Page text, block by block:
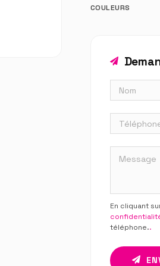
COULEURS
En cliquant
téléphone..